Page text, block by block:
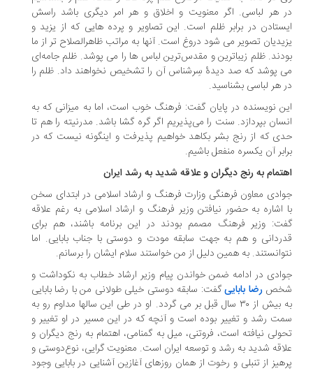
هر لباسی. اگر معنویت و اخلاق و هر امر دیگری باشد راسش
در برابر ظلم است. این تصاویر و پرده هایی که از یزید و
تصویر می شود دروغ است. آنها به مراتب ظاهرالصلاح تر از ما
ظلم زیباترین و مقدس‌ترین لباس ها را می پوشد. ظلم جامه‌ای
پوشد که صد دیدهٔ سِرشناس آن را تشخیص نخواهند داد. ظلم را
هر لباسی بشناسید.
نویسنده در پایان گفت: فرهنگ خوب است، اما به میزانی که به
بپردازد. سنت را می‌پذیریم اگر گره گشا باشد. مدرنیته را هم تا
که از رنج بشر بکاهد خواهیم پذیرفت و اینگونه نیست که در
آن یکسره منفعل باشیم.
به رنج دیگران و علاقه شدید به رشد ایران
معاون فرهنگی وزارت فرهنگ و ارشاد اسلامی در ابتدای سخن
اشاره به حضور نیافتن وزیر فرهنگ و ارشاد اسلامی به رغم علاقه
وزیر فرهنگ مصمم بودند در این برنامه باشند، هم برای
و هم به جهت سابقه مودت و دوستی با جناب بابایی. اما
به همین دلیل از من خواستند سلام ایشان را برسانم.
در ادامه ضمن خواندن پیام وزیر ارشاد خطاب به نکوداشت و
رضا باباییگفت: سابقه دوستی خیلی طولانی من با رضا بابایی
به بیش از ۳۰ سال قبل بر می گردد. او در طی این سالها مداوم رو به
رشد و تغییر بوده است و آنچه که در این مسیر در او تغییر و
نیافته است، فروتنی، میل به گمنامی، اهتمام به رنج دیگران و
شدید به رشد و توسعه ایران است. معنویت گرایی، نوع‌دوستی و
از تنبلی و رخوت از همان روزهای آغازین آشنایی در بابایی وجود